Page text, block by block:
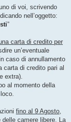
di voi, scrivendo
nell’oggetto:
”
carta di credito per
un’eventuale
caso di annullamento
carta di credito pari al
extra).
al momento della
fino al 9 Agosto,
camere libere. La